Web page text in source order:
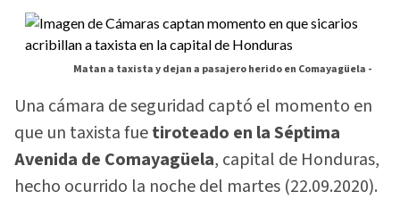
Matan a taxista y dejan a pasajero herido en Comayagüela -
Una cámara de seguridad captó el momento en
que un taxista fuetiroteado en la Séptima
Avenida de Comayagüela, capital de Honduras,
hecho ocurrido la noche del martes (22.09.2020).